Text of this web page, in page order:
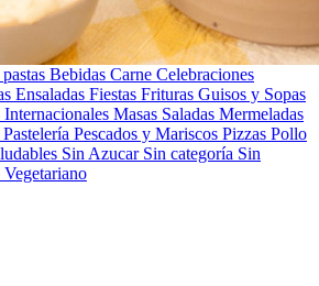
Bebidas Carne Celebraciones
Ensaladas Fiestas Frituras Guisos y Sopas
Internacionales Masas Saladas Mermeladas
Pastelería Pescados y Mariscos Pizzas Pollo
Sin Azucar Sin categoría Sin
Vegetariano